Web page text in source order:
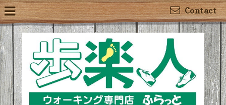
Contact